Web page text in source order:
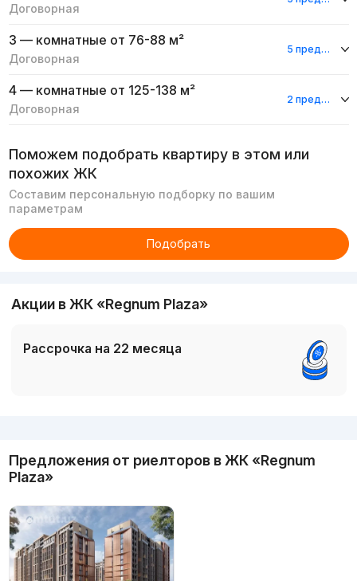
Договорная
3 — комнатные от 76-88 м²
Договорная
5 предложений
4 — комнатные от 125-138 м²
Договорная
2 предложения
Поможем подобрать квартиру в этом или
похожих ЖК
Составим персональную подборку по вашим
параметрам
Подобрать
Акции в ЖК «Regnum Plaza»
Рассрочка на 22 месяца
Предложения от риелторов в ЖК «Regnum
Plaza»